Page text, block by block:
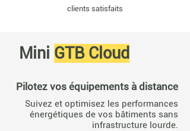
clients satisfaits
Mini GTB Cloud
Pilotez vos équipements à distance
Suivez et optimisez les performances
énergétiques de vos bâtiments sans
infrastructure lourde.